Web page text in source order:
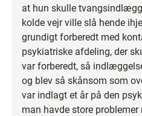
at hun skulle
kolde vejr ville slå hende
grundigt forberedt med
psykiatriske afdeling, der
var forberedt, så
og blev så skånsom som
var indlagt et år på den
man havde store